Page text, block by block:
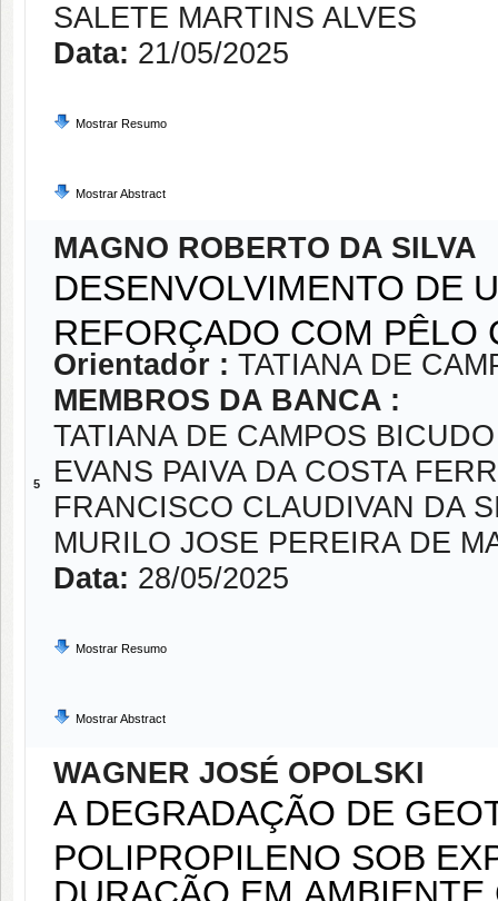
SALETE MARTINS ALVES
Data: 21/05/2025
Mostrar Resumo
Mostrar Abstract
5
MAGNO ROBERTO DA SILVA
DESENVOLVIMENTO DE
REFORÇADO COM PÊLO
Orientador : TATIANA DE
MEMBROS DA BANCA :
TATIANA DE CAMPOS BICUDO
EVANS PAIVA DA COSTA
FRANCISCO CLAUDIVAN DA
MURILO JOSE PEREIRA DE
Data: 28/05/2025
Mostrar Resumo
Mostrar Abstract
WAGNER JOSÉ OPOLSKI
A DEGRADAÇÃO DE
POLIPROPILENO SOB
DURAÇÃO EM